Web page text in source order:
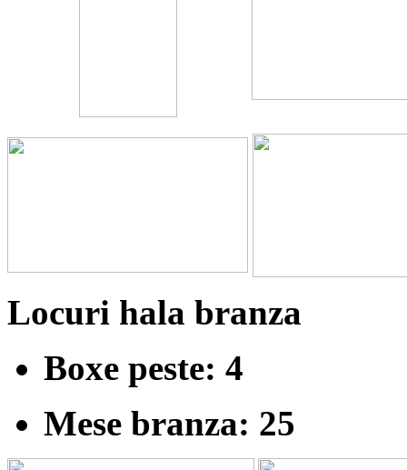
Locuri hala branza
Boxe peste: 4
Mese branza: 25